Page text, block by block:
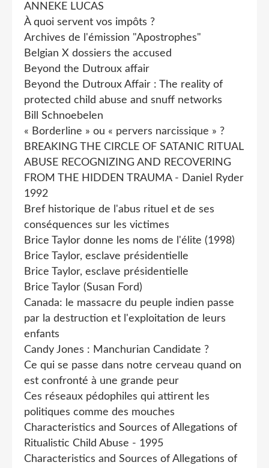
ANNEKE LUCAS
À quoi servent vos impôts ?
Archives de l'émission "Apostrophes"
Belgian X dossiers the accused
Beyond the Dutroux affair
Beyond the Dutroux Affair : The reality of
protected child abuse and snuff networks
Bill Schnoebelen
« Borderline » ou « pervers narcissique » ?
BREAKING THE CIRCLE OF SATANIC RITUAL
ABUSE RECOGNIZING AND RECOVERING
FROM THE HIDDEN TRAUMA - Daniel Ryder
1992
Bref historique de l'abus rituel et de ses
conséquences sur les victimes
Brice Taylor donne les noms de l'élite (1998)
Brice Taylor, esclave présidentielle
Brice Taylor, esclave présidentielle
Brice Taylor (Susan Ford)
Canada: le massacre du peuple indien passe
par la destruction et l'exploitation de leurs
enfants
Candy Jones : Manchurian Candidate ?
Ce qui se passe dans notre cerveau quand on
est confronté à une grande peur
Ces réseaux pédophiles qui attirent les
politiques comme des mouches
Characteristics and Sources of Allegations of
Ritualistic Child Abuse - 1995
Characteristics and Sources of Allegations of